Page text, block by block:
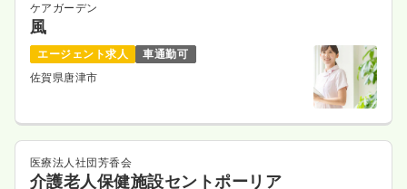
ケアガーデン
風
エージェント求人
車通勤可
佐賀県唐津市
医療法人社団芳香会
介護老人保健施設セントポーリア